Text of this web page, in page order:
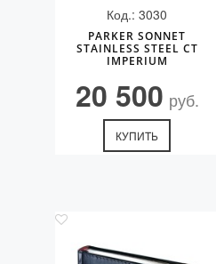
Код.: 3030
PARKER SONNET
STAINLESS STEEL CT
IMPERIUM
20 500 руб.
КУПИТЬ